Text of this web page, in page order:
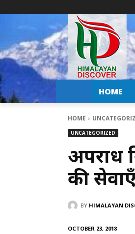
HOME
HOME
UNCATEGORIZED
अपराध
की
BY HIMALAYAN
OCTOBER 23, 2018